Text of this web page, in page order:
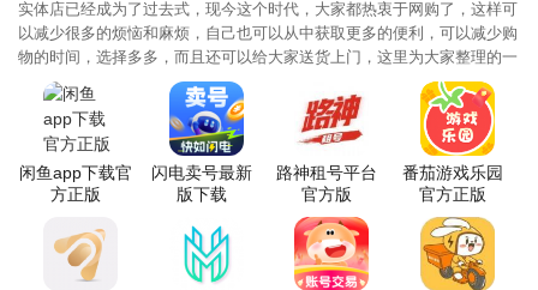
实体店已经成为了过去式，现今这个时代，大家都热衷于网购了，这样可
以减少很多的烦恼和麻烦，自己也可以从中获取更多的便利，可以减少购
物的时间，选择多多，而且还可以给大家送货上门，这里为大家整理的一
大波网购平台，大家都可以从这些网购平台找到自己满意的App哦！
闲鱼app下载官
方正版
闪电卖号最新
版下载
路神租号平台
官方版
番茄游戏乐园
官方正版